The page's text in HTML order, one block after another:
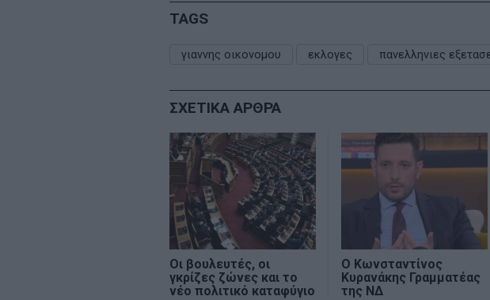
TAGS
γιαννης οικονομου εκλογες πανελληνιες
ΣΧΕΤΙΚΑ ΑΡΘΡΑ
Οι βουλευτές, οι
γκρίζες ζώνες και το
νέο πολιτικό καταφύγιο
Ο Κωνσταντίνος
Κυρανάκης Γραμματέας
της ΝΔ